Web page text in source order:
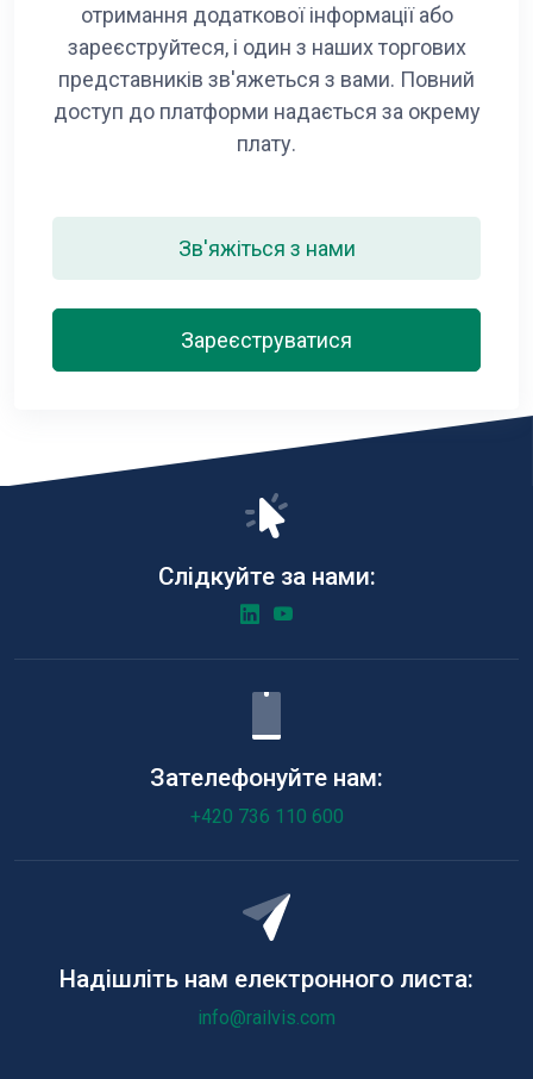
отримання додаткової інформації або
зареєструйтеся, і один з наших торгових
представників зв'яжеться з вами. Повний
доступ до платформи надається за окрему
плату.
Зв'яжіться з нами
Зареєструватися
Слідкуйте за нами:
Зателефонуйте нам:
+420 736 110 600
Надішліть нам електронного листа:
info@railvis.com